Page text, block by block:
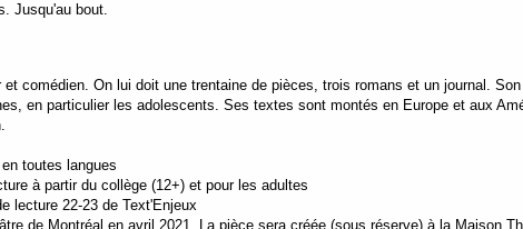
Jusqu'au bout.
comédien. On lui doit une trentaine de pièces, trois romans et un journal.
en particulier les adolescents. Ses textes sont montés en Europe et aux
toutes langues
à partir du collège (12+) et pour les adultes
lecture 22-23 de Text'Enjeux
de Montréal en avril 2021. La pièce sera créée (sous réserve) à la Maison